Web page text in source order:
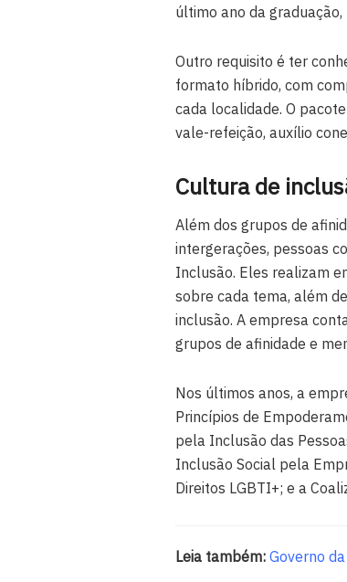
último ano da
Outro requisito é ter
formato híbrido, com
cada localidade. O
vale-refeição, auxílio
Cultura de
Além dos grupos de
intergerações, pessoas
Inclusão. Eles realizam
sobre cada tema, além
inclusão. A empresa
grupos de afinidade e
Nos últimos anos, a
Princípios de
pela Inclusão das
Inclusão Social pela
Direitos LGBTI+; e a
Leia também: Governo